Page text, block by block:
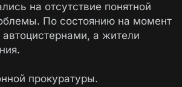
на отсутствие понятной
По состоянию на момент
а жители
прокуратуры.